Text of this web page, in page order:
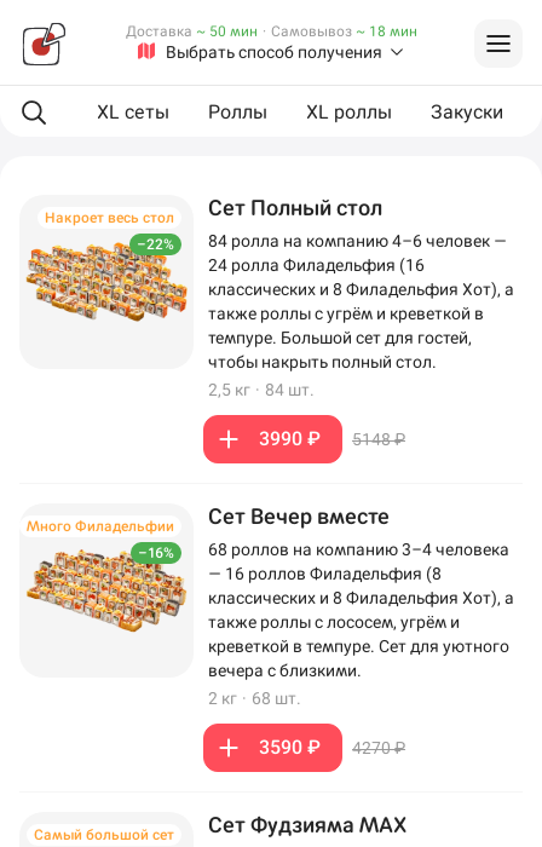
Выбрать способ получения
Доставка ~ 50 мин · Самовывоз ~ 18 мин
еда XL сеты Роллы XL роллы Закуски
–22%
Накроет весь стол Сет Полный стол
84 ролла на компанию 4–6 человек —
24 ролла Филадельфия (16
классических и 8 Филадельфия Хот), а
также роллы с угрём и креветкой в
темпуре. Большой сет для гостей,
чтобы накрыть полный стол.
2,5 кг · 84 шт.
3990 ₽ 5148 ₽
–16%
Много Филадельфии Сет Вечер вместе
68 роллов на компанию 3–4 человека
— 16 роллов Филадельфия (8
классических и 8 Филадельфия Хот), а
также роллы с лососем, угрём и
креветкой в темпуре. Сет для уютного
вечера с близкими.
2 кг · 68 шт.
3590 ₽ 4270 ₽
Самый большой сет Сет Фудзияма MAX